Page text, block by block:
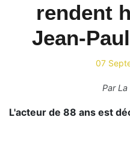
rendent
Jean-
07
ParLa
L'acteur de 88 ans est